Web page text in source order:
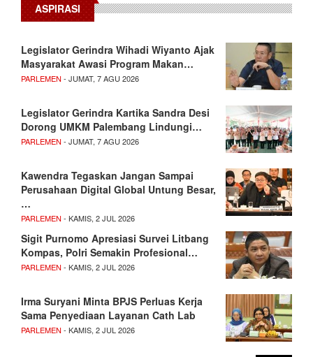
ASPIRASI
Legislator Gerindra Wihadi Wiyanto Ajak
Masyarakat Awasi Program Makan…
PARLEMEN - JUMAT, 7 AGU 2026
Legislator Gerindra Kartika Sandra Desi
Dorong UMKM Palembang Lindungi…
PARLEMEN - JUMAT, 7 AGU 2026
Kawendra Tegaskan Jangan Sampai
Perusahaan Digital Global Untung Besar,
…
PARLEMEN - KAMIS, 2 JUL 2026
Sigit Purnomo Apresiasi Survei Litbang
Kompas, Polri Semakin Profesional…
PARLEMEN - KAMIS, 2 JUL 2026
Irma Suryani Minta BPJS Perluas Kerja
Sama Penyediaan Layanan Cath Lab
PARLEMEN - KAMIS, 2 JUL 2026